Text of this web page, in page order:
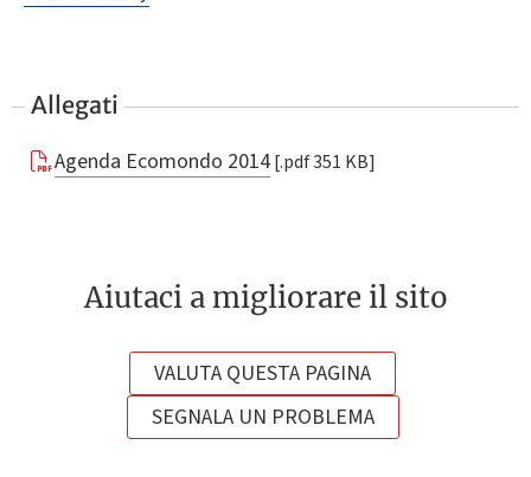
Allegati
Agenda Ecomondo 2014 [.pdf 351 KB]
Aiutaci a migliorare il sito
VALUTA QUESTA PAGINA
SEGNALA UN PROBLEMA